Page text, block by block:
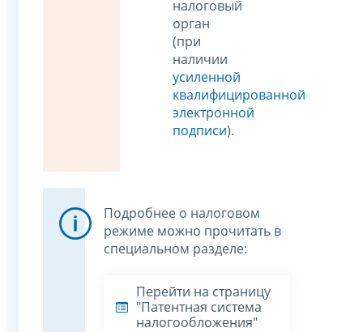
налоговый
орган
(при
наличии
усиленной
квалифицированной
электронной
подписи).
Подробнее о налоговом
режиме можно прочитать в
специальном разделе:
Перейти на страницу
"Патентная система
налогообложения"